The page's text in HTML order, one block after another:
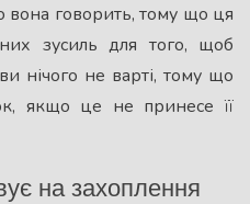
вона говорить, тому що ця
зусиль для того, щоб
нічого не варті, тому що
якщо це не принесе її
на захоплення